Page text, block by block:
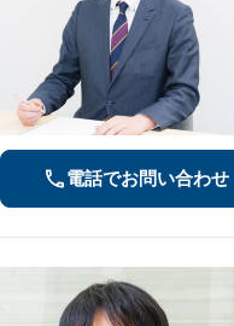
電話でお問い合わせ